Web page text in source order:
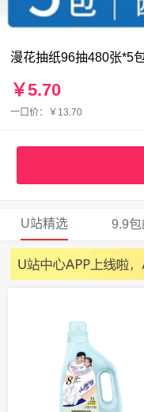
漫花抽纸96抽480张*5
￥5.70
一口价：￥13.70
U站精选 9.9包